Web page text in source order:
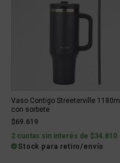
Vaso Contigo Streeterville 1180ml
con sorbete
$69.619
2 cuotas sin interés de $34.810
Stock para retiro/envío